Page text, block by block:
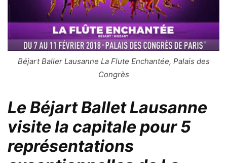
Béjart Baller Lausanne La Flute Enchantée, Palais des
Congrès
Le Béjart Ballet Lausanne
visite la capitale pour 5
représentations